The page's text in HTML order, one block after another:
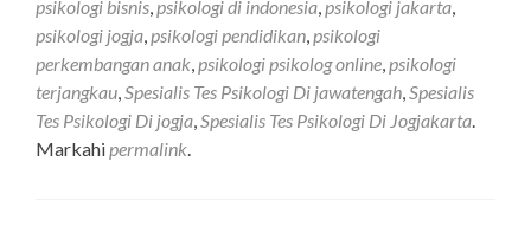
psikologi bisnis,psikologi di indonesia,psikologi jakarta,
psikologi jogja,psikologi pendidikan,psikologi
perkembangan anak,psikologi psikolog online,psikologi
terjangkau,Spesialis Tes Psikologi Di jawatengah,Spesialis
Tes Psikologi Di jogja,Spesialis Tes Psikologi Di Jogjakarta.
Markahipermalink.